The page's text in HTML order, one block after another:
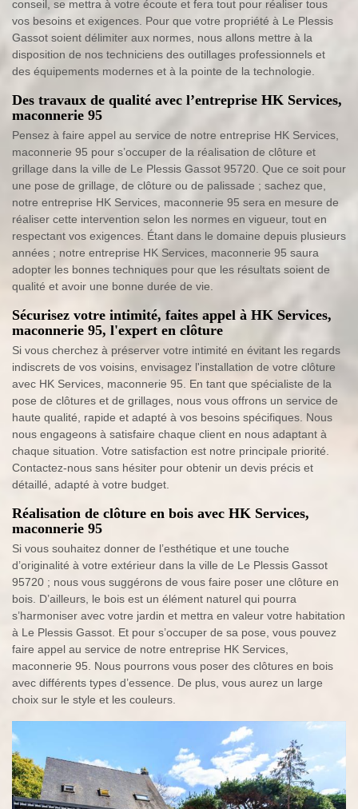
conseil, se mettra à votre écoute et fera tout pour réaliser tous
vos besoins et exigences. Pour que votre propriété à Le Plessis
Gassot soient délimiter aux normes, nous allons mettre à la
disposition de nos techniciens des outillages professionnels et
des équipements modernes et à la pointe de la technologie.
Des travaux de qualité avec l’entreprise HK Services,
maconnerie 95
Pensez à faire appel au service de notre entreprise HK Services,
maconnerie 95 pour s’occuper de la réalisation de clôture et
grillage dans la ville de Le Plessis Gassot 95720. Que ce soit pour
une pose de grillage, de clôture ou de palissade ; sachez que,
notre entreprise HK Services, maconnerie 95 sera en mesure de
réaliser cette intervention selon les normes en vigueur, tout en
respectant vos exigences. Étant dans le domaine depuis plusieurs
années ; notre entreprise HK Services, maconnerie 95 saura
adopter les bonnes techniques pour que les résultats soient de
qualité et avoir une bonne durée de vie.
Sécurisez votre intimité, faites appel à HK Services,
maconnerie 95, l'expert en clôture
Si vous cherchez à préserver votre intimité en évitant les regards
indiscrets de vos voisins, envisagez l'installation de votre clôture
avec HK Services, maconnerie 95. En tant que spécialiste de la
pose de clôtures et de grillages, nous vous offrons un service de
haute qualité, rapide et adapté à vos besoins spécifiques. Nous
nous engageons à satisfaire chaque client en nous adaptant à
chaque situation. Votre satisfaction est notre principale priorité.
Contactez-nous sans hésiter pour obtenir un devis précis et
détaillé, adapté à votre budget.
Réalisation de clôture en bois avec HK Services,
maconnerie 95
Si vous souhaitez donner de l’esthétique et une touche
d’originalité à votre extérieur dans la ville de Le Plessis Gassot
95720 ; nous vous suggérons de vous faire poser une clôture en
bois. D’ailleurs, le bois est un élément naturel qui pourra
s’harmoniser avec votre jardin et mettra en valeur votre habitation
à Le Plessis Gassot. Et pour s’occuper de sa pose, vous pouvez
faire appel au service de notre entreprise HK Services,
maconnerie 95. Nous pourrons vous poser des clôtures en bois
avec différents types d’essence. De plus, vous aurez un large
choix sur le style et les couleurs.